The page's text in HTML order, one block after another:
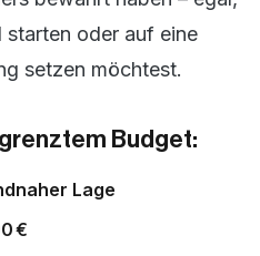
starten oder auf eine
setzen möchtest.
Budget:
Lage
€